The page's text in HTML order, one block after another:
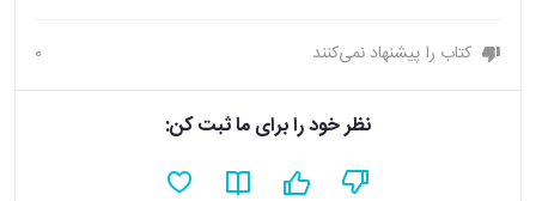
کتاب را پیشنهاد نمی‌کنند 0
نظر خود را برای ما ثبت کن: